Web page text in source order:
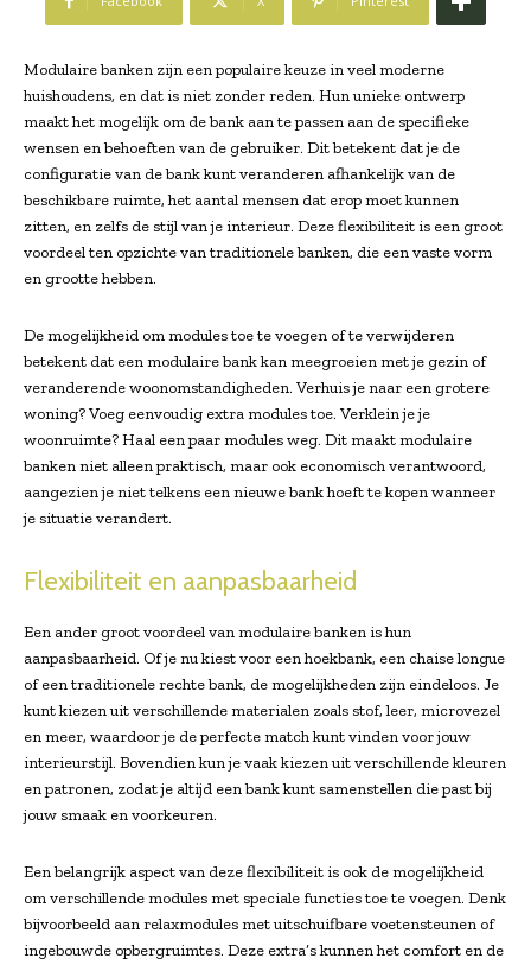
Modulaire banken zijn een populaire keuze in veel moderne
huishoudens, en dat is niet zonder reden. Hun unieke ontwerp
maakt het mogelijk om de bank aan te passen aan de specifieke
wensen en behoeften van de gebruiker. Dit betekent dat je de
configuratie van de bank kunt veranderen afhankelijk van de
beschikbare ruimte, het aantal mensen dat erop moet kunnen
zitten, en zelfs de stijl van je interieur. Deze flexibiliteit is een groot
voordeel ten opzichte van traditionele banken, die een vaste vorm
en grootte hebben.
De mogelijkheid om modules toe te voegen of te verwijderen
betekent dat een modulaire bank kan meegroeien met je gezin of
veranderende woonomstandigheden. Verhuis je naar een grotere
woning? Voeg eenvoudig extra modules toe. Verklein je je
woonruimte? Haal een paar modules weg. Dit maakt modulaire
banken niet alleen praktisch, maar ook economisch verantwoord,
aangezien je niet telkens een nieuwe bank hoeft te kopen wanneer
je situatie verandert.
Flexibiliteit en aanpasbaarheid
Een ander groot voordeel van modulaire banken is hun
aanpasbaarheid. Of je nu kiest voor een hoekbank, een chaise longue
of een traditionele rechte bank, de mogelijkheden zijn eindeloos. Je
kunt kiezen uit verschillende materialen zoals stof, leer, microvezel
en meer, waardoor je de perfecte match kunt vinden voor jouw
interieurstijl. Bovendien kun je vaak kiezen uit verschillende kleuren
en patronen, zodat je altijd een bank kunt samenstellen die past bij
jouw smaak en voorkeuren.
Een belangrijk aspect van deze flexibiliteit is ook de mogelijkheid
om verschillende modules met speciale functies toe te voegen. Denk
bijvoorbeeld aan relaxmodules met uitschuifbare voetensteunen of
ingebouwde opbergruimtes. Deze extra’s kunnen het comfort en de